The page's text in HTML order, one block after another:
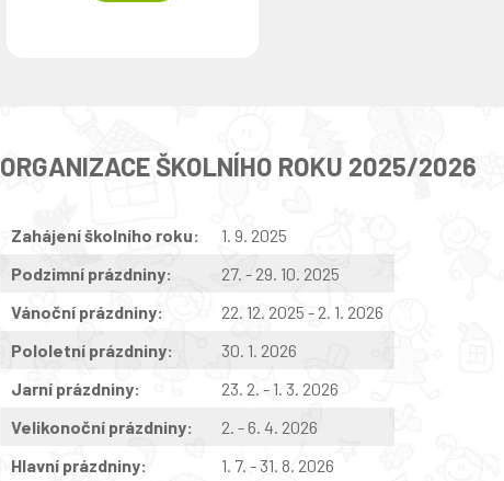
ORGANIZACE ŠKOLNÍHO ROKU 2025/2026
Zahájení školního roku:
1. 9. 2025
Podzimní prázdniny:
27. - 29. 10. 2025
Vánoční prázdniny:
22. 12. 2025 - 2. 1. 2026
Pololetní prázdniny:
30. 1. 2026
Jarní prázdniny:
23. 2. - 1. 3. 2026
Velikonoční prázdniny:
2. - 6. 4. 2026
Hlavní prázdniny:
1. 7. - 31. 8. 2026